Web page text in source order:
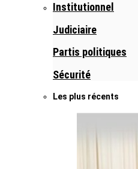
Institutionnel
Judiciaire
Partis politiques
Sécurité
Les plus récents